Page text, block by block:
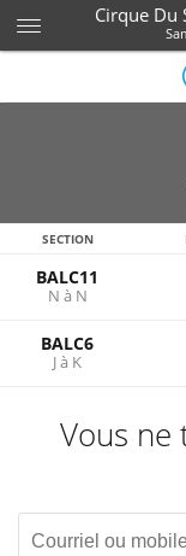
Cirque Du
SECTION
BALC11
N à N
BALC6
J à K
Vous ne